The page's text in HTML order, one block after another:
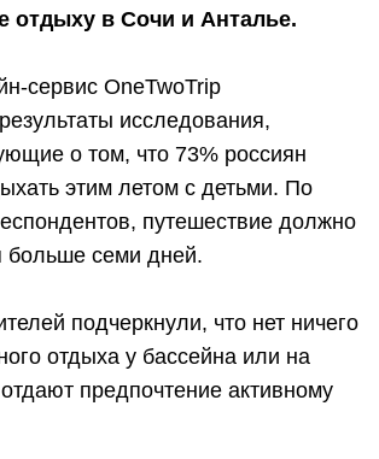
отдыху в Сочи и Анталье.
сервис OneTwoTrip
исследования,
о том, что 73% россиян
этим летом с детьми. По
путешествие должно
больше семи дней.
подчеркнули, что нет ничего
отдыха у бассейна или на
предпочтение активному